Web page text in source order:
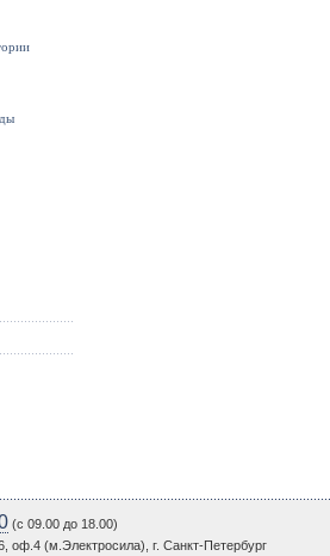
(c 09.00 до 18.00)
оф.4 (м.Электросила), г. Санкт-Петербург